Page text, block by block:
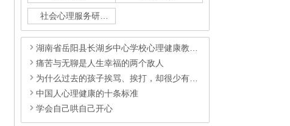
湖南省岳阳县长湖乡中心学校心理健康教育纪实
痛苦与无聊是人生幸福的两个敌人
为什么过去的孩子挨骂、挨打，却很少有心理问题？
中国人心理健康的十条标准
学会自己哄自己开心